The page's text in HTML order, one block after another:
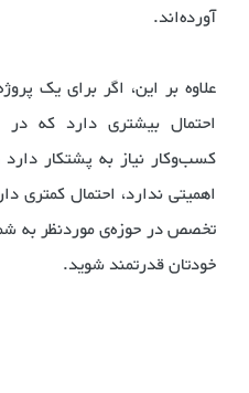
آورده‌اند.
علاوه بر این، اگر برای یک
احتمال بیشتری دارد که
کسب‌و‌کار نیاز به پشتکار
اهمیتی ندارد، احتمال کمتری
تخصص در حوزه‌ی موردنظر به
خودتان قدرتمند شوید.